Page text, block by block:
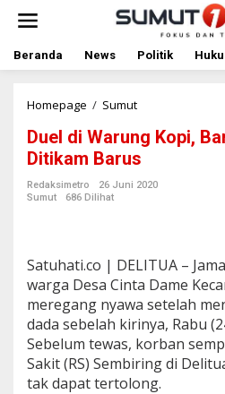
t
Beranda News Politik
Homepage / Sumut
e
l
d
i
n
g
K
o
p
i
,
B
Duel di Warung Kopi,
Ditikam Barus
Redaksimetro
26 Juni 2020
Sumut
686 Dilihat
Satuhati.co | DELITUA –
warga Desa Cinta Dame
meregang nyawa setelah
dada sebelah kirinya, Rabu
Sebelum tewas, korban
Sakit (RS) Sembiring di
tak dapat tertolong.